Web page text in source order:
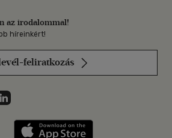
az irodalommal!
híreinkért!
feliratkozás
on
az Instagramon
Libri a LinkedInen
Libri applikáció Szerezd meg: Google